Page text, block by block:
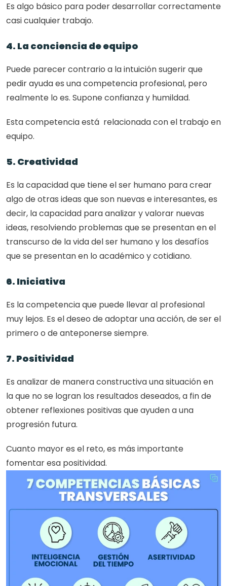
Es algo básico para poder desarrollar correctamente
casi cualquier trabajo.
4. La conciencia de equipo
Puede parecer contrario a la intuición sugerir que
pedir ayuda es una competencia profesional, pero
realmente lo es. Supone confianza y humildad.
Esta competencia está  relacionada con el trabajo en
equipo.
5. Creatividad
Es la capacidad que tiene el ser humano para crear
algo de otras ideas que son nuevas e interesantes, es
decir, la capacidad para analizar y valorar nuevas
ideas, resolviendo problemas que se presentan en el
transcurso de la vida del ser humano y los desafíos
que se presentan en lo académico y cotidiano.
6. Iniciativa
Es la competencia que puede llevar al profesional
muy lejos. Es el deseo de adoptar una acción, de ser el
primero o de anteponerse siempre.
7. Positividad
Es analizar de manera constructiva una situación en
la que no se logran los resultados deseados, a fin de
obtener reflexiones positivas que ayuden a una
progresión futura.
Cuanto mayor es el reto, es más importante
fomentar esa positividad.